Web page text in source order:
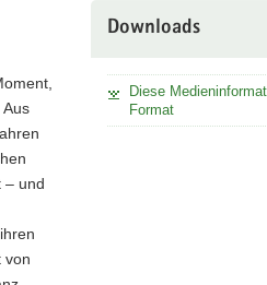
– und
von
Downloads
Diese
Format